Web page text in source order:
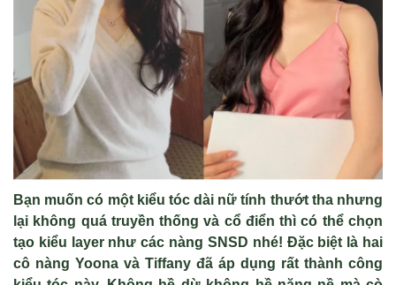
Bạn muốn có một kiểu tóc dài nữ tính thướt tha nhưng
lại không quá truyền thống và cổ điển thì có thể chọn
tạo kiểu layer như các nàng SNSD nhé! Đặc biệt là hai
cô nàng Yoona và Tiffany đã áp dụng rất thành công